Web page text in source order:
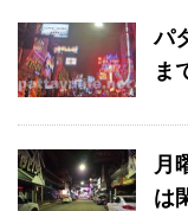
パ
ま
月
は